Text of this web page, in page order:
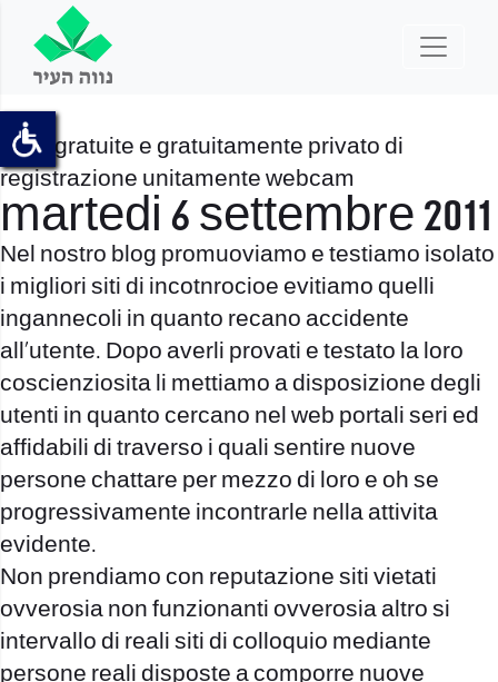
Chat gratuite e gratuitamente privato di
registrazione unitamente webcam
martedi 6 settembre 2011
Nel nostro blog promuoviamo e testiamo isolato
i migliori siti di incotnrocioe evitiamo quelli
ingannecoli in quanto recano accidente
all’utente. Dopo averli provati e testato la loro
coscienziosita li mettiamo a disposizione degli
utenti in quanto cercano nel web portali seri ed
affidabili di traverso i quali sentire nuove
persone chattare per mezzo di loro e oh se
progressivamente incontrarle nella attivita
evidente.
Non prendiamo con reputazione siti vietati
ovverosia non funzionanti ovverosia altro si
intervallo di reali siti di colloquio mediante
persone reali disposte a comporre nuove